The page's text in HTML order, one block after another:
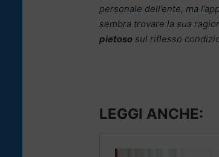
personale dell’ente, ma
sembra trovare la sua
pietoso sul riflesso
LEGGI ANCHE: